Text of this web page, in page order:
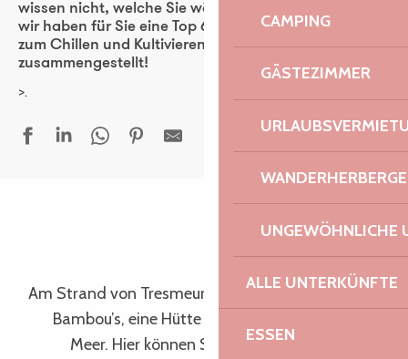
CAMPING
GÄSTEZIMMER
UNGEWÖHNLICHE
ALLE UNTERKÜNFTE
ESSEN
wissen nicht, welche Sie wählen sollen? Keine Panik,
wir haben für Sie eine Top 6 der belebten Terrassen
zum Chillen und Kultivieren des Wesentlichen
zusammengestellt!
>.
Der Küstenstreifen
Am Strand von Tresmeur befindet sich die Cabane
Bambou’s, eine Hütte im Sand mit Blick auf das
Meer. Hier können Sie einen leckeren Cocktail